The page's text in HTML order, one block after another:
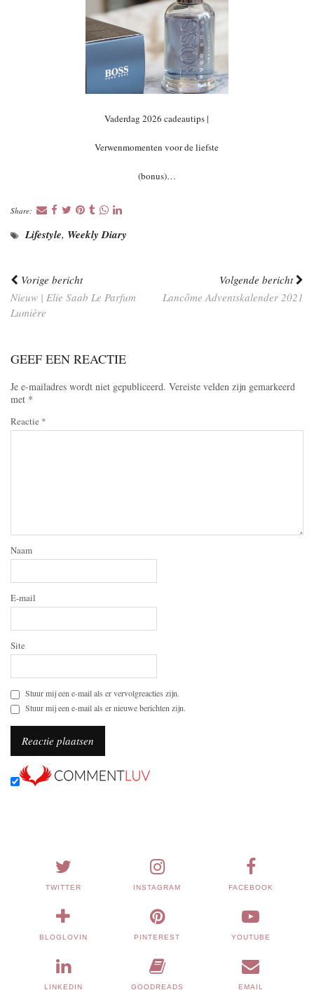
Vaderdag 2026 cadeautips |
Verwenmomenten voor de liefste
(bonus)…
Share:
Lifestyle, Weekly Diary
Vorige bericht
Nieuw | Elie Saab Le Parfum
Lumière
Volgende bericht
Lancôme Adventskalender 2021
GEEF EEN REACTIE
Je e-mailadres wordt niet gepubliceerd. Vereiste velden zijn gemarkeerd
met *
Reactie *
Naam
E-mail
Site
Stuur mij een e-mail als er vervolgreacties zijn.
Stuur mij een e-mail als er nieuwe berichten zijn.
TWITTER INSTAGRAM FACEBOOK
BLOGLOVIN PINTEREST YOUTUBE
LINKEDIN GOODREADS EMAIL